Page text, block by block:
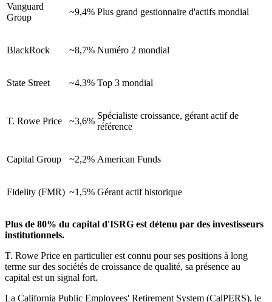
Vanguard
Group
~9,4% Plus grand gestionnaire d'actifs mondial
BlackRock ~8,7% Numéro 2 mondial
State Street ~4,3% Top 3 mondial
T. Rowe Price ~3,6%
Spécialiste croissance, gérant actif de
référence
Capital Group ~2,2% American Funds
Fidelity (FMR) ~1,5% Gérant actif historique
Plus de 80% du capital d'ISRG est détenu par des investisseurs
institutionnels.
T. Rowe Price en particulier est connu pour ses positions à long
terme sur des sociétés de croissance de qualité, sa présence au
capital est un signal fort.
La California Public Employees' Retirement System (CalPERS), le